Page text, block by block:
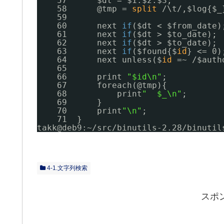
58      @tmp = split
/\t/
59
60      next if ($dt <
61      next if ($dt > $to_date);
62      next if ($dt > $to_date);
63      next if ($found{$id } <=
64      next unless($id
=~ /
65
66      print
"$id\n" ;
67      foreach(@tmp){
68          print "  $_\n" ;
69      }
70      print "\n" ;
71  }
takk@deb9:~/src/binutils-2 .28/
4-1.文字列検索
スポ